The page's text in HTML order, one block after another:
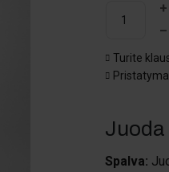
+
–
Turite
Juoda
Spalva: